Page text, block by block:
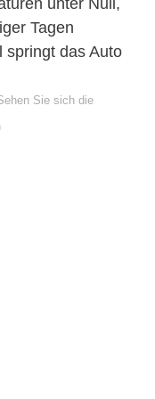
Tagen
springt das Auto
Sie sich die